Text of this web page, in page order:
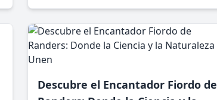
perfecto de cómo la naturaleza gestiona
Descubre el Encantador Fiordo de